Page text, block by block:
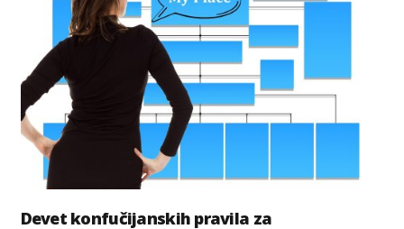
Devet konfučijanskih pravila za